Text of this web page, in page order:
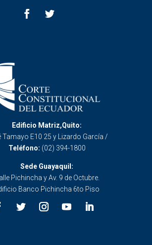
Edificio Matriz,Quito:
Tamayo E10 25 y Lizardo García /
Teléfono: (02) 394-1800
Sede Guayaquil:
Pichincha y Av. 9 de Octubre.
Banco Pichincha 6to Piso